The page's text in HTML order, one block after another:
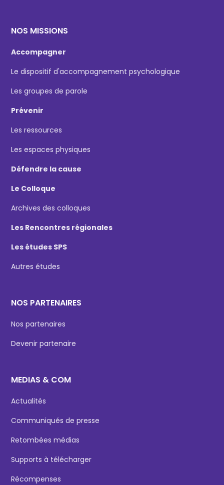
NOS MISSIONS
Accompagner
Le dispositif d'accompagnement psychologique
Les groupes de parole
Prévenir
Les ressources
Les espaces physiques
Défendre la cause
Le Colloque
Archives des colloques
Les Rencontres régionales
Les études SPS
Autres études
NOS PARTENAIRES
Nos partenaires
Devenir partenaire
MEDIAS & COM
Actualités
Communiqués de presse
Retombées médias
Supports à télécharger
Récompenses